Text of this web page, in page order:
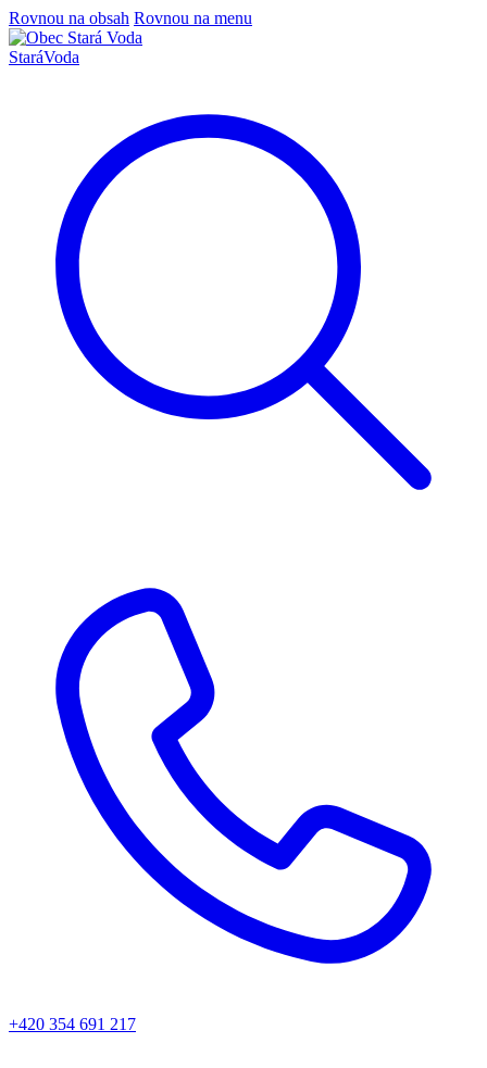
Rovnou na obsah Rovnou na menu
StaráVoda
+420 354 691 217